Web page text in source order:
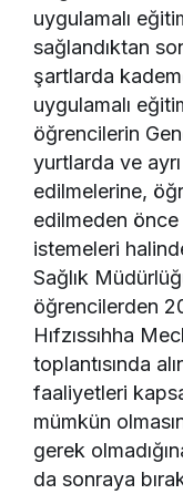
uygulamalı
sağlandıktan
şartlarda
uygulamalı
öğrencilerin
yurtlarda ve
edilmelerine,
edilmeden önce
istemeleri
Sağlık
öğrencilerden
Hıfzıssıhha
toplantısında
faaliyetleri
mümkün
gerek
da sonraya